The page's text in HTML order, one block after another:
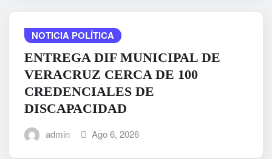
NOTICIA POLÍTICA
ENTREGA DIF MUNICIPAL DE
VERACRUZ CERCA DE 100
CREDENCIALES DE
DISCAPACIDAD
admin Ago 6, 2026